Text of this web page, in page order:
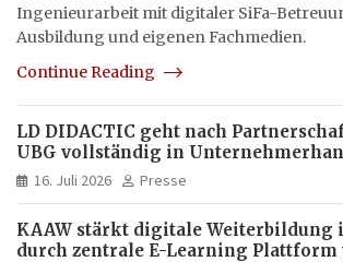
Ingenieurarbeit mit digitaler SiFa-
Ausbildung und eigenen Fachmedien.
Continue Reading
LD DIDACTIC geht nach
UBG vollständig in
16. Juli 2026 Presse
KAAW stärkt digitale Weiterbildung
durch zentrale E-Learning Plattform